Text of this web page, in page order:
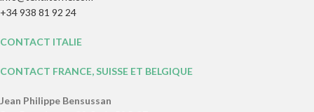
RTWILL2/2-210